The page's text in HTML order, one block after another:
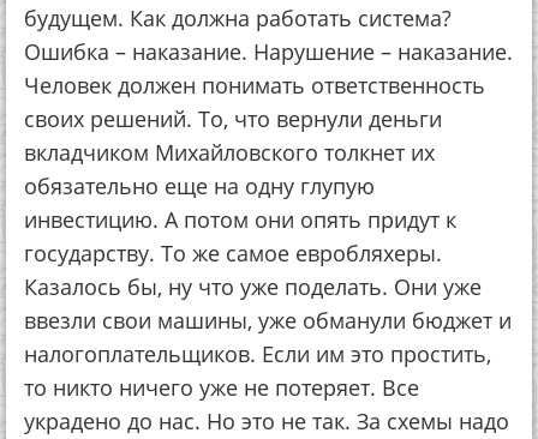
будущем. Как должна работать система?
Ошибка – наказание. Нарушение – наказание.
Человек должен понимать ответственность
своих решений. То, что вернули деньги
вкладчиком Михайловского толкнет их
обязательно еще на одну глупую
инвестицию. А потом они опять придут к
государству. То же самое евробляхеры.
Казалось бы, ну что уже поделать. Они уже
ввезли свои машины, уже обманули бюджет и
налогоплательщиков. Если им это простить,
то никто ничего уже не потеряет. Все
украдено до нас. Но это не так. За схемы надо